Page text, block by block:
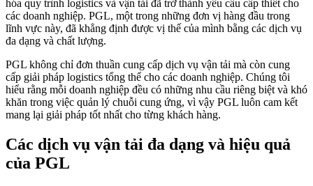
hóa quy trình logistics và vận tải đã trở thành yêu cầu cấp thiết cho
các doanh nghiệp. PGL, một trong những đơn vị hàng đầu trong
lĩnh vực này, đã khẳng định được vị thế của mình bằng các dịch vụ
đa dạng và chất lượng.
PGL không chỉ đơn thuần cung cấp dịch vụ vận tải mà còn cung
cấp giải pháp logistics tổng thể cho các doanh nghiệp. Chúng tôi
hiểu rằng mỗi doanh nghiệp đều có những nhu cầu riêng biệt và khó
khăn trong việc quản lý chuỗi cung ứng, vì vậy PGL luôn cam kết
mang lại giải pháp tốt nhất cho từng khách hàng.
Các dịch vụ vận tải đa dạng và hiệu quả
của PGL